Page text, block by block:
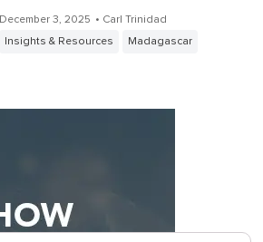
December 3, 2025 • Carl Trinidad
Insights & Resources
Madagascar